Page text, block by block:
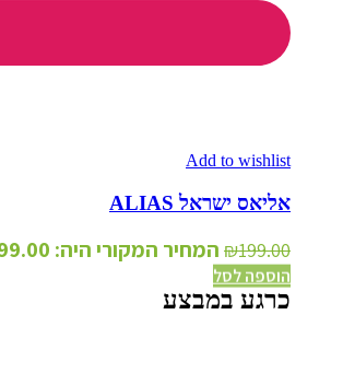
Add to wishlist
הוספה לסל
אליאס ישראל ALIAS
₪199.00 המחיר המקורי היה: ₪199.00.
כרגע במבצע